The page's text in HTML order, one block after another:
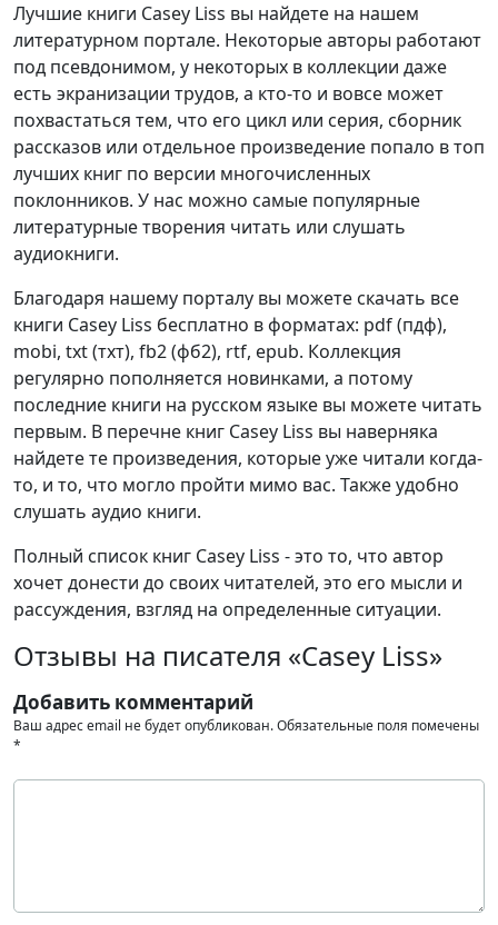
Лучшие книги Casey Liss вы найдете на нашем
литературном портале. Некоторые авторы работают
под псевдонимом, у некоторых в коллекции даже
есть экранизации трудов, а кто-то и вовсе может
похвастаться тем, что его цикл или серия, сборник
рассказов или отдельное произведение попало в топ
лучших книг по версии многочисленных
поклонников. У нас можно самые популярные
литературные творения читать или слушать
аудиокниги.
Благодаря нашему порталу вы можете скачать все
книги Casey Liss бесплатно в форматах: pdf (пдф),
mobi, txt (тхт), fb2 (фб2), rtf, epub. Коллекция
регулярно пополняется новинками, а потому
последние книги на русском языке вы можете читать
первым. В перечне книг Casey Liss вы наверняка
найдете те произведения, которые уже читали когда-
то, и то, что могло пройти мимо вас. Также удобно
слушать аудио книги.
Полный список книг Casey Liss - это то, что автор
хочет донести до своих читателей, это его мысли и
рассуждения, взгляд на определенные ситуации.
Отзывы на писателя «Casey Liss»
Добавить комментарий
Ваш адрес email не будет опубликован.Обязательные поля помечены
*